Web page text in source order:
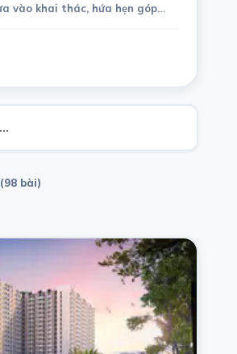
vào khai thác, hứa hẹn góp
(98 bài)